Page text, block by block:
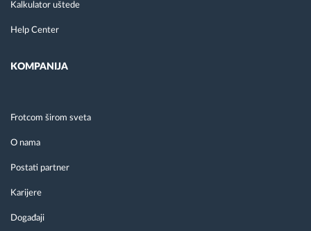
Kalkulator uštede
Help Center
KOMPANIJA
Frotcom širom sveta
O nama
Postati partner
Karijere
Događaji